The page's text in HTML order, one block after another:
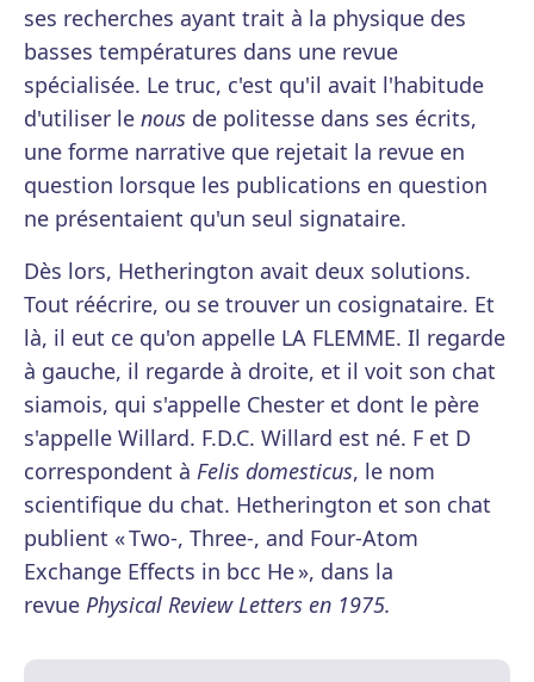
ses recherches ayant trait à la physique des
basses températures dans une revue
spécialisée. Le truc, c'est qu'il avait l'habitude
d'utiliser le nous de politesse dans ses écrits,
une forme narrative que rejetait la revue en
question lorsque les publications en question
ne présentaient qu'un seul signataire.
Dès lors, Hetherington avait deux solutions.
Tout réécrire, ou se trouver un cosignataire. Et
là, il eut ce qu'on appelle LA FLEMME. Il regarde
à gauche, il regarde à droite, et il voit son chat
siamois, qui s'appelle Chester et dont le père
s'appelle Willard. F.D.C. Willard est né. F et D
correspondent à Felis domesticus, le nom
scientifique du chat. Hetherington et son chat
publient « Two-, Three-, and Four-Atom
Exchange Effects in bcc He », dans la
revue Physical Review Letters en 1975.